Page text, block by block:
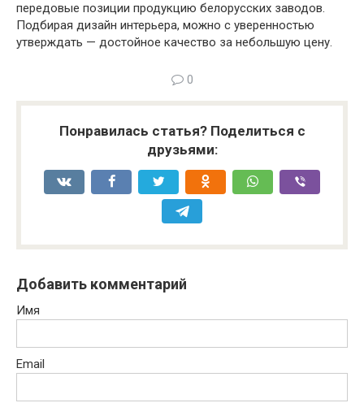
передовые позиции продукцию белорусских заводов.
Подбирая дизайн интерьера, можно с уверенностью
утверждать — достойное качество за небольшую цену.
0
Понравилась статья? Поделиться с
друзьями:
Добавить комментарий
Имя
Email